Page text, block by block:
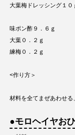
大葉梅ドレッシング１０
味ポン酢９．６ｇ
大葉０．２ｇ
練梅０．２ｇ
<作り方＞
材料を全てまぜあわせる
●モロヘイヤお